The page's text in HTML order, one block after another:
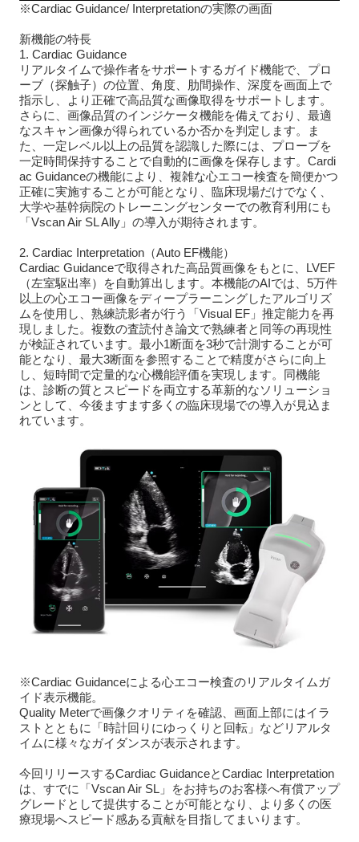
※Cardiac Guidance/ Interpretationの実際の画面
新機能の特長
1. Cardiac Guidance
リアルタイムで操作者をサポートするガイド機能で、プロ
ーブ（探触子）の位置、角度、肋間操作、深度を画面上で
指示し、より正確で高品質な画像取得をサポートします。
さらに、画像品質のインジケータ機能を備えており、最適
なスキャン画像が得られているか否かを判定します。ま
た、一定レベル以上の品質を認識した際には、プローブを
一定時間保持することで自動的に画像を保存します。Cardi
ac Guidanceの機能により、複雑な心エコー検査を簡便かつ
正確に実施することが可能となり、臨床現場だけでなく、
大学や基幹病院のトレーニングセンターでの教育利用にも
「Vscan Air SL Ally」の導入が期待されます。
2. Cardiac Interpretation（Auto EF機能）
Cardiac Guidanceで取得された高品質画像をもとに、LVEF
（左室駆出率）を自動算出します。本機能のAIでは、5万件
以上の心エコー画像をディープラーニングしたアルゴリズ
ムを使用し、熟練読影者が行う「Visual EF」推定能力を再
現しました。複数の査読付き論文で熟練者と同等の再現性
が検証されています。最小1断面を3秒で計測することが可
能となり、最大3断面を参照することで精度がさらに向上
し、短時間で定量的な心機能評価を実現します。同機能
は、診断の質とスピードを両立する革新的なソリューショ
ンとして、今後ますます多くの臨床現場での導入が見込ま
れています。
※Cardiac Guidanceによる心エコー検査のリアルタイムガ
イド表示機能。
Quality Meterで画像クオリティを確認、画面上部にはイラ
ストとともに「時計回りにゆっくりと回転」などリアルタ
イムに様々なガイダンスが表示されます。
今回リリースするCardiac GuidanceとCardiac Interpretation
は、すでに「Vscan Air SL」をお持ちのお客様へ有償アップ
グレードとして提供することが可能となり、より多くの医
療現場へスピード感ある貢献を目指してまいります。